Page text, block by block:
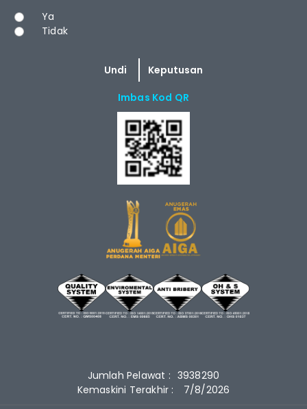
Pilihan
Ya
Tidak
Imbas Kod QR
Jumlah Pelawat : 3938290
Kemaskini Terakhir :
7/8/2026